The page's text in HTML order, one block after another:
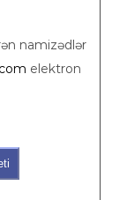
namizədlər
elektron